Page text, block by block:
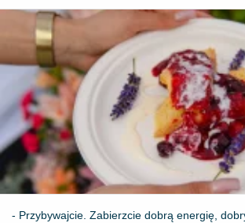
- Przybywajcie. Zabierzcie dobrą energię,